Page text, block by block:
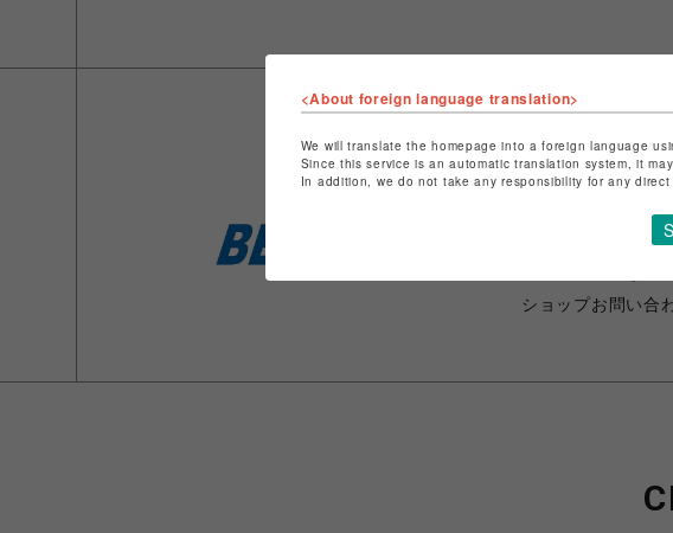
ショップ名
名
ショップお問い合
<About foreign language translation>
We will translate the homepage into a foreign language
Since this service is an automatic translation system, it
In addition, we do not take any responsibility for any